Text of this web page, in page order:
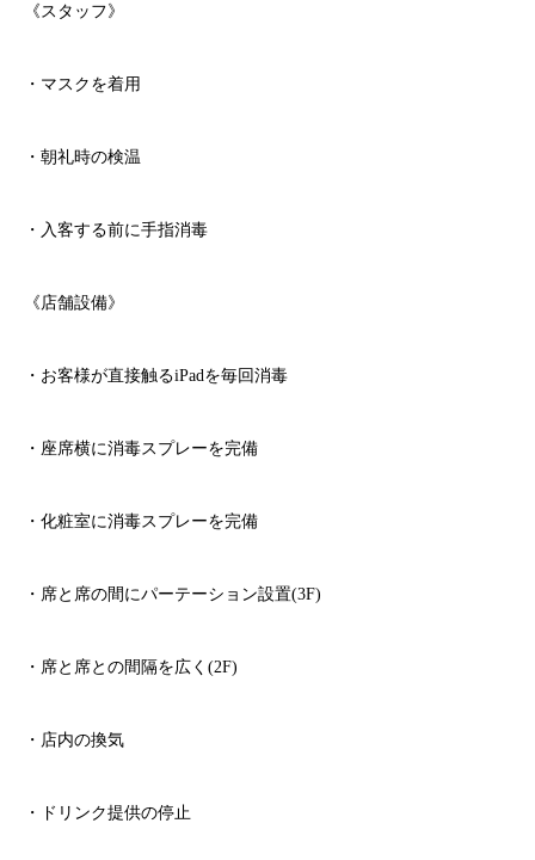
《スタッフ》
・マスクを着用
・朝礼時の検温
・入客する前に手指消毒
《店舗設備》
・お客様が直接触るiPad を毎回消毒
・座席横に消毒スプレーを完備
・化粧室に消毒スプレーを完備
・席と席の間にパーテーション設置(3F)
・席と席との間隔を広く (2F)
・店内の換気
・ドリンク提供の停止